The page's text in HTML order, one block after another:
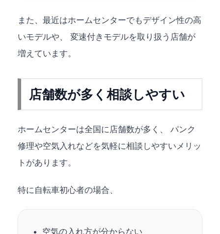
また、最近はホームセンターでもデザイン性の高
いモデルや、 変速付きモデルを取り扱う店舗が
増えています。
店舗数が多く相談しやすい
ホームセンターは全国に店舗数が多く、 パンク
修理や空気入れなどを気軽に相談しやすいメリッ
トがあります。
特に自転車初心者の場合、
空気の入れ方が分からない